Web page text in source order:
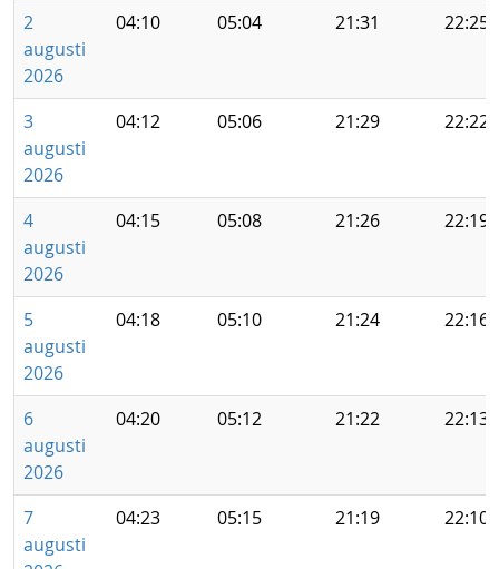
2
augusti
2026
04:10 05:04 21:31 22:25
3
augusti
2026
04:12 05:06 21:29 22:22
4
augusti
2026
04:15 05:08 21:26 22:19
5
augusti
2026
04:18 05:10 21:24 22:16
6
augusti
2026
04:20 05:12 21:22 22:13
7
augusti
04:23 05:15 21:19 22:10